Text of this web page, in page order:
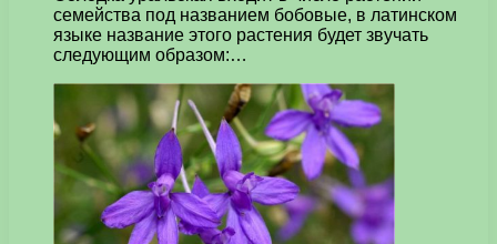
семейства под названием бобовые, в латинском
языке название этого растения будет звучать
следующим образом:…